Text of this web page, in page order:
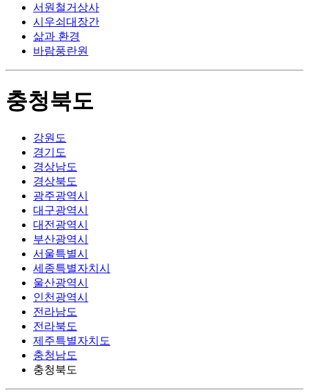
서원철거상사
시우쇠대장간
삶과 환경
바람풍란원
충청북도
강원도
경기도
경상남도
경상북도
광주광역시
대구광역시
대전광역시
부산광역시
서울특별시
세종특별자치시
울산광역시
인천광역시
전라남도
전라북도
제주특별자치도
충청남도
충청북도